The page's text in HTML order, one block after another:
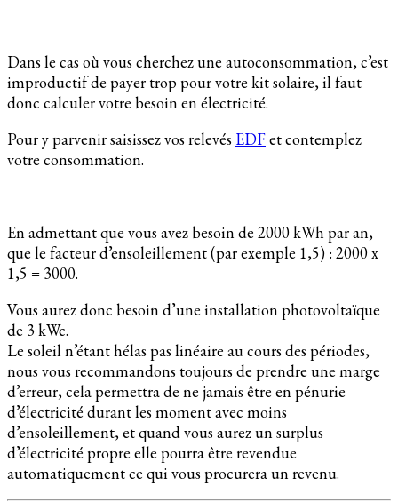
Dans le cas où vous cherchez une autoconsommation, c’est
improductif de payer trop pour votre kit solaire, il faut
donc calculer votre besoin en électricité.
Pour y parvenir saisissez vos relevés EDFet contemplez
votre consommation.
En admettant que vous avez besoin de 2000 kWh par an,
que le facteur d’ensoleillement (par exemple 1,5) : 2000 x
1,5 = 3000.
Vous aurez donc besoin d’une installation photovoltaïque
de 3 kWc.
Le soleil n’étant hélas pas linéaire au cours des périodes,
nous vous recommandons toujours de prendre une marge
d’erreur, cela permettra de ne jamais être en pénurie
d’électricité durant les moment avec moins
d’ensoleillement, et quand vous aurez un surplus
d’électricité propre elle pourra être revendue
automatiquement ce qui vous procurera un revenu.